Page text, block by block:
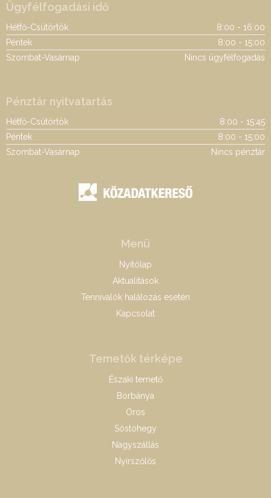
Ügyfélfogadási idő
Hétfő-Csütörtök
8:00 - 16:00
Péntek
8:00 - 15:00
Szombat-Vasárnap
Nincs ügyfélfogadás
Pénztár nyitvatartás
Hétfő-Csütörtök
8:00 - 15:45
Péntek
8:00 - 15:00
Szombat-Vasárnap
Nincs pénztár
Menü
Nyitólap
Aktualitások
Tennivalók halálozás esetén
Kapcsolat
Temetők térképe
Északi temető
Borbánya
Oros
Sóstóhegy
Nagyszállás
Nyírszőlős